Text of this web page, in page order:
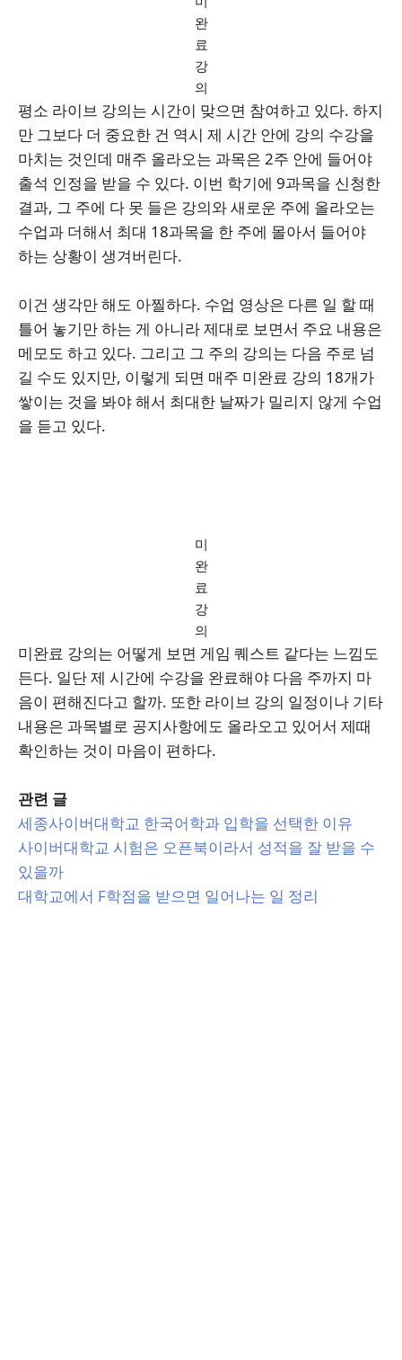
완
료
강
의
평소 라이브 강의는 시간이 맞으면 참여하고 있다. 하지
만 그보다 더 중요한 건 역시 제 시간 안에 강의 수강을
마치는 것인데 매주 올라오는 과목은 2주 안에 들어야
출석 인정을 받을 수 있다. 이번 학기에 9과목을 신청한
결과, 그 주에 다 못 들은 강의와 새로운 주에 올라오는
수업과 더해서 최대 18과목을 한 주에 몰아서 들어야
하는 상황이 생겨버린다.
이건 생각만 해도 아찔하다. 수업 영상은 다른 일 할 때
틀어 놓기만 하는 게 아니라 제대로 보면서 주요 내용은
메모도 하고 있다. 그리고 그 주의 강의는 다음 주로 넘
길 수도 있지만, 이렇게 되면 매주 미완료 강의 18개가
쌓이는 것을 봐야 해서 최대한 날짜가 밀리지 않게 수업
을 듣고 있다.
미
완
료
강
의
미완료 강의는 어떻게 보면 게임 퀘스트 같다는 느낌도
든다. 일단 제 시간에 수강을 완료해야 다음 주까지 마
음이 편해진다고 할까. 또한 라이브 강의 일정이나 기타
내용은 과목별로 공지사항에도 올라오고 있어서 제때
확인하는 것이 마음이 편하다.
관련 글
세종사이버대학교 한국어학과 입학을 선택한 이유
사이버대학교 시험은 오픈북이라서 성적을 잘 받을 수
있을까
대학교에서 F학점을 받으면 일어나는 일 정리